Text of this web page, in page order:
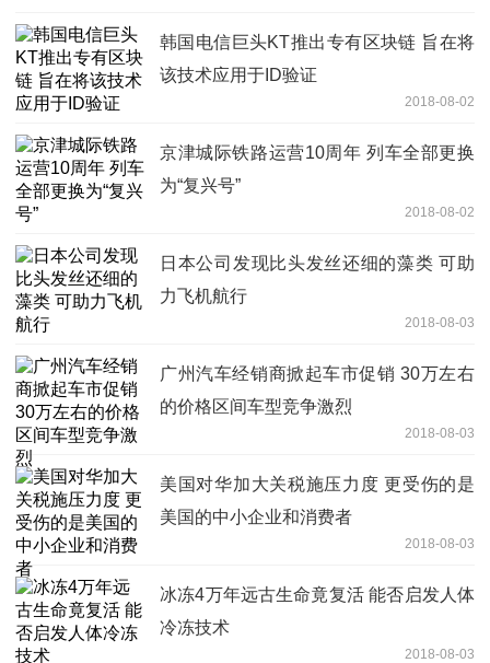
韩国电信巨头KT推出专有区块链 旨在将
该技术应用于ID验证
2018-08-02
京津城际铁路运营10周年 列车全部更换
为“复兴号”
2018-08-02
日本公司发现比头发丝还细的藻类 可助
力飞机航行
2018-08-03
广州汽车经销商掀起车市促销 30万左右
的价格区间车型竞争激烈
2018-08-03
美国对华加大关税施压力度 更受伤的是
美国的中小企业和消费者
2018-08-03
冰冻4万年远古生命竟复活 能否启发人体
冷冻技术
2018-08-03